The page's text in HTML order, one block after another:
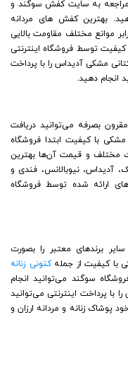
مراجعه به سایت کفش سوگند و
بهترین کفش های مردانه
موانع مختلف مقاومت بالایی
کیفیت توسط فروشگاه اینترنتی
مشکی آدیداس را با پرداخت
انجام دهید.
بصرفه می‌توانید دریافت
با کیفیت ابتدا فروشگاه
مختلف و قیمت آن‌ها بهترین
آدیداس، نیوبالانس، فندی و
ارائه شده توسط فروشگاه
برندهای معتبر را بصورت
با کیفیت از جملهکتونی زنانه
سوگند می‌توانید انجام
با پرداخت اینترنتی می‌توانید
پوشاک زنانه و مردانه ارزان و